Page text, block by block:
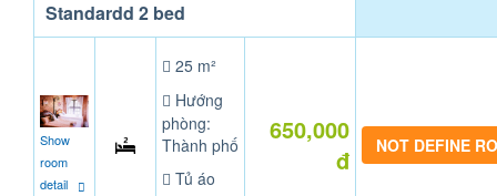
Standardd 2 bed
Show
room
detail
25 m²
Hướng
phòng:
Thành phố
Tủ áo
650,000
đ
NOT DEFINE